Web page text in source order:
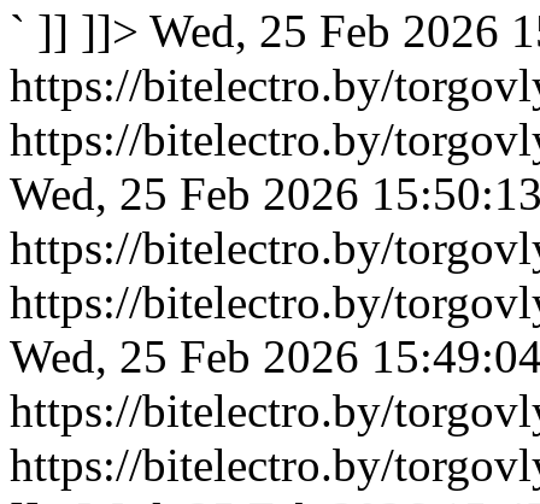
` ]] ]]> Wed, 25 Feb 2026
https://bitelectro.by/
https://bitelectro.by/
Wed, 25 Feb 2026
https://bitelectro.by/
https://bitelectro.by/
Wed, 25 Feb 2026
https://bitelectro.by/
https://bitelectro.by/